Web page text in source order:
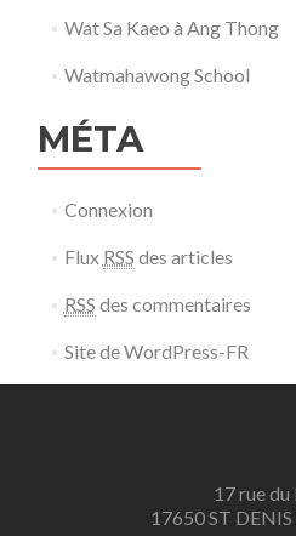
Wat Sa Kaeo à Ang Thong
Watmahawong School
MÉTA
Connexion
Flux RSS des articles
RSS des commentaires
Site de WordPress-FR
17 rue
17650 ST DENIS